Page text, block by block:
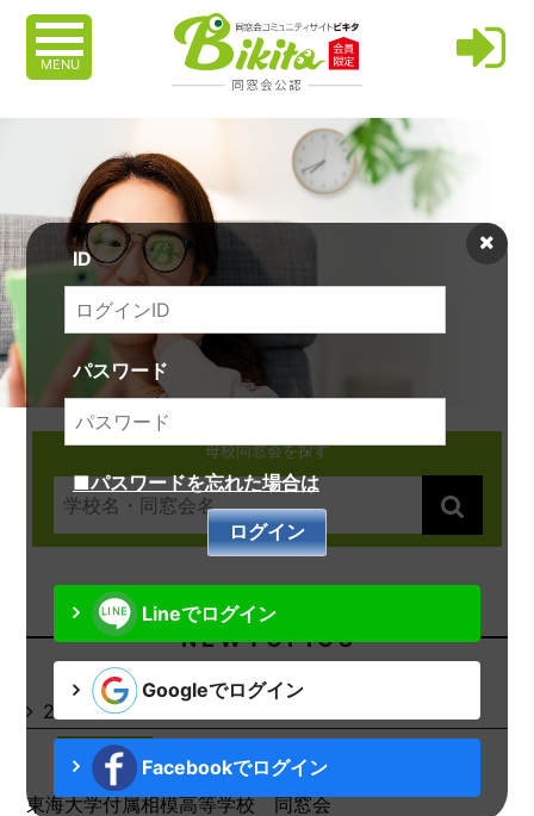
MENU
ID
パスワード
■パスワードを忘れた場合は
Lineでログイン
Googleでログイン
Facebookでログイン
母校同窓会を探す
N E W T O P I C S
2026.08.10
お知らせ
東海大学付属相模高等学校 同窓会